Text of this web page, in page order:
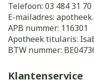
Telefoon: 03 484 31 70
E-mailadres:
APB nummer: 116301
Apotheek titularis:
BTW nummer:
Klantenservice